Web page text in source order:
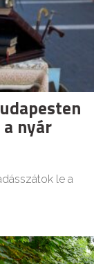
nyár
le a